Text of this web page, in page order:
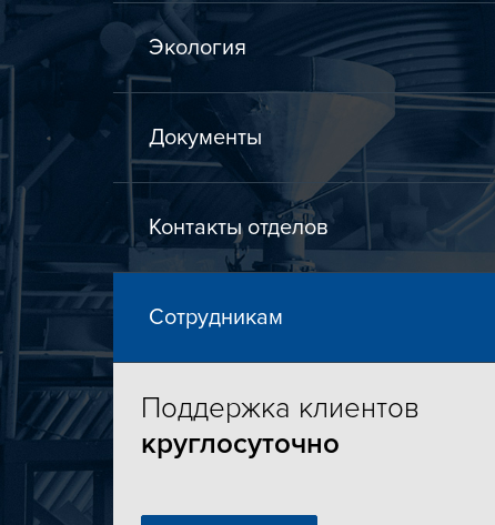
Экология
Документы
Контакты отделов
Сотрудникам
Поддержка клиентов
круглосуточно